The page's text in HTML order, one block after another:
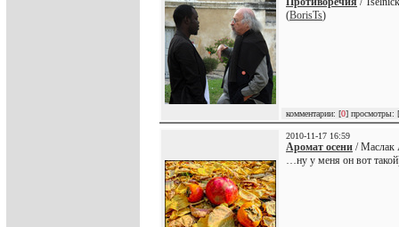
(BorisTs)
комментарии: [0] просмотры: [
2010-11-17 16:59
Аромат осени / Маслак
…ну у меня он вот